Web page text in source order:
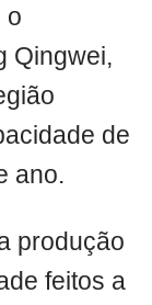
o
Qingwei,
de
ano.
produção
feitos a